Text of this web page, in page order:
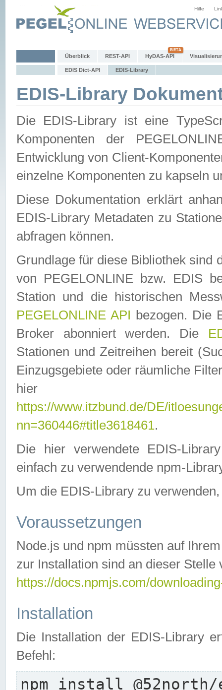
Hilfe
Überblick REST-API HyDAS-API
EDIS Dict-API EDIS-Library
EDIS-Library
Die EDIS-Library ist eine
Komponenten der
Entwicklung von Client-
einzelne Komponenten zu kapseln
Diese Dokumentation erklärt
EDIS-Library Metadaten zu
abfragen können.
Grundlage für diese Bibliothek sind
von PEGELONLINE bzw. EDIS
Station und die historischen
PEGELONLINE API bezogen. Die
Broker abonniert werden. Die
Stationen und Zeitreihen bereit
Einzugsgebiete oder räumliche
hier
https://www.itzbund.de/DE/
nn=360446#title3618461.
Die hier verwendete EDIS-
einfach zu verwendende npm-
Um die EDIS-Library zu
Voraussetzungen
Node.js und npm müssten auf
zur Installation sind an dieser Stelle
https://docs.npmjs.com/
Installation
Die Installation der EDIS-Library
Befehl:
npm install